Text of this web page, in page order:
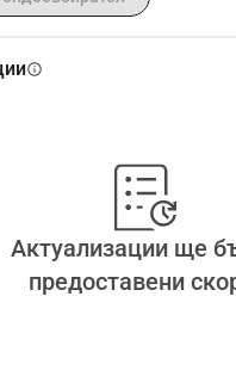
info
Актуализации ще
предоставени